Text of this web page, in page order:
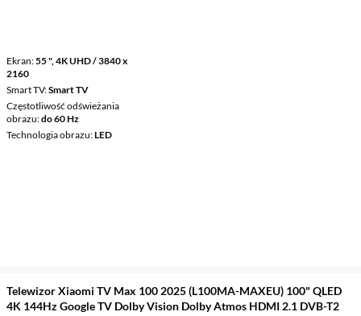
Ekran 55 ", 4K UHD / 3840 x
2160
Smart TV Smart TV
Częstotliwość odświeżania
obrazu do 60 Hz
Technologia obrazu LED
Telewizor Xiaomi TV Max 100 2025 (L100MA-MAXEU) 100" QLED
4K 144Hz Google TV Dolby Vision Dolby Atmos HDMI 2.1 DVB-T2